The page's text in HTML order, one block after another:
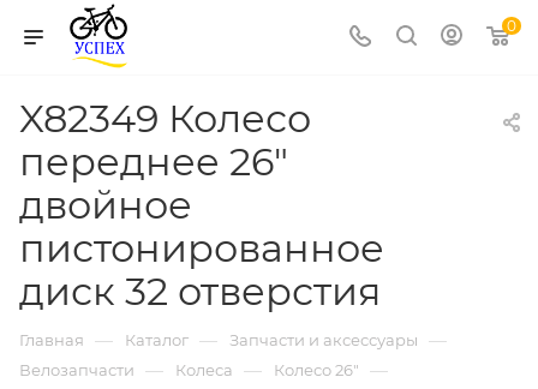
0
X82349 Колесо
переднее 26"
двойное
пистонированное
диск 32 отверстия
Главная — Каталог — Запчасти и аксессуары —
Велозапчасти — Колеса — Колесо 26" —